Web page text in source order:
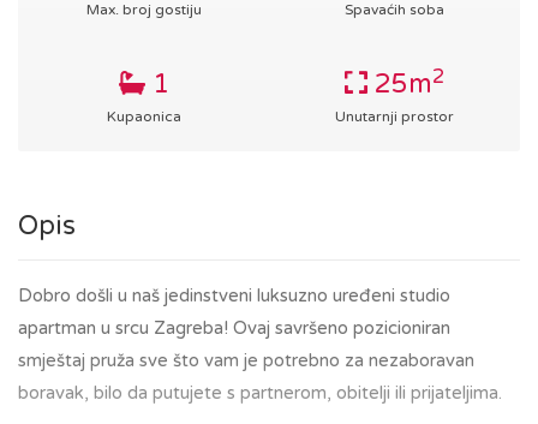
Max. broj gostiju Spavaćih soba
1
Kupaonica
25m2
Unutarnji prostor
Opis
Dobro došli u naš jedinstveni luksuzno uređeni studio
apartman u srcu Zagreba! Ovaj savršeno pozicioniran
smještaj pruža sve što vam je potrebno za nezaboravan
boravak, bilo da putujete s partnerom, obitelji ili prijateljima.